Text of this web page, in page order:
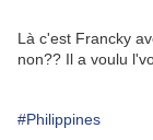
Là c'est Francky
non?? Il a voulu
#Philippines